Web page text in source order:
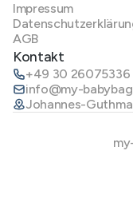
Impressum
AGB
Kontakt
+49 30 26075336
info@my-
Johannes-